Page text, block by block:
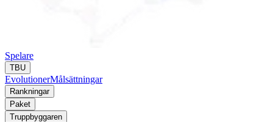
Spelare
TBU
EvolutionerMålsättningar
Rankningar
Paket
Truppbyggaren